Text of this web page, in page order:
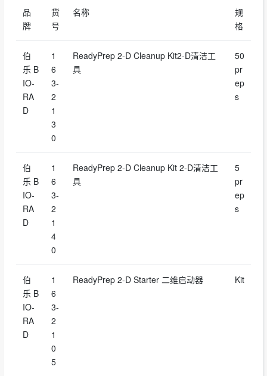
品
牌
货
号
名称
规
格
伯
乐 B
IO-
RA
D
1
6
3-
2
1
3
0
ReadyPrep 2-D Cleanup Kit2-D清洁工
具
50
pr
ep
s
伯
乐 B
IO-
RA
D
1
6
3-
2
1
4
0
ReadyPrep 2-D Cleanup Kit 2-D清洁工
具
5
pr
ep
s
伯
乐 B
IO-
RA
D
1
6
3-
2
1
0
5
ReadyPrep 2-D Starter 二维启动器 Kit